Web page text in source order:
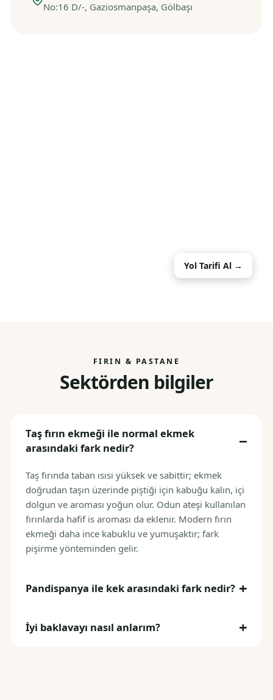
No:16 D/-, Gaziosmanpaşa, Gölbaşı
Yol Tarifi Al →
FIRIN & PASTANE
Sektörden bilgiler
Taş fırın ekmeği ile normal ekmek
arasındaki fark nedir?
Taş fırında taban ısısı yüksek ve sabittir; ekmek
doğrudan taşın üzerinde piştiği için kabuğu kalın, içi
dolgun ve aroması yoğun olur. Odun ateşi kullanılan
fırınlarda hafif is aroması da eklenir. Modern fırın
ekmeği daha ince kabuklu ve yumuşaktır; fark
pişirme yönteminden gelir.
Pandispanya ile kek arasındaki fark nedir?
İyi baklavayı nasıl anlarım?